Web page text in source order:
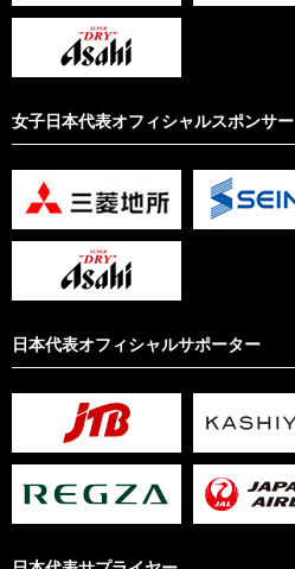
女子日本代表オフィシャルスポンサー
日本代表オフィシャルサポーター